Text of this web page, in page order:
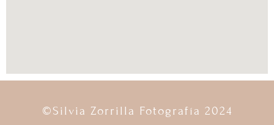
©Silvia Zorrilla Fotografía 2024